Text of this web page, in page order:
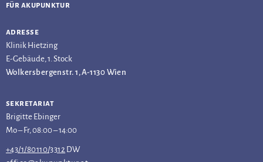
für akupunktur
adresse
Klinik Hietzing
E-Gebäude, 1. Stock
Wolkersbergenstr. 1, A-1130 Wien
sekretariat
Brigitte Ebinger
Mo – Fr, 08:00 – 14:00
+43/1/80110/3312 DW